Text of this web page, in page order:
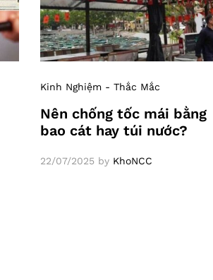
Kinh Nghiệm - Thắc Mắc
Nên chống tốc mái bằng
bao cát hay túi nước?
22/07/2025 by KhoNCC